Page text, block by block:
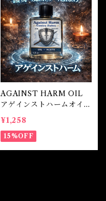
AGAINST HARM OIL
アゲインストハームオイ
ル -厄除け・魔除け・護
身-
¥1,258
15%OFF